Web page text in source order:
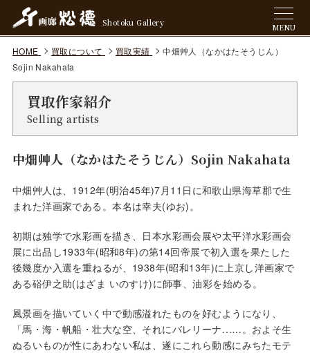
Shotoku Gallery MENU
HOME 買取について 買取実績
中畑艸人（なかはたそうじん）
Sojin Nakahata
買取作家紹介
Selling artists
中畑艸人（なかはたそうじん）Sojin Nakahata
中畑艸人は、1912年(明治45年)7月11日に和歌山県海草郡で生
まれた洋画家である。本名は幸夫(ゆお)。
初期は独学で水彩画を描き、日本水彩画会展や太平洋水彩画会
展に出品し1933年(昭和8年)の第14回帝展で初入選を果たした
後幾度か入選を重ねるが、1938年(昭和13年)に上京し洋画家で
ある硲伊之助(はざま いのすけ)に師事、油彩を始める。
風景画を描いていく中で動感溢れたものを好むようになり、
「馬・海・帆船・壮大な空、それにバレリーナ……。およそ生
ぬるいものが性にあわない私は、遂にこれら動感にみちたモテ